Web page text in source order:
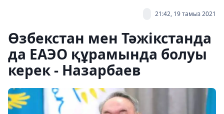
21:42, 19 тамыз 2021
Өзбекстан мен Тәжікстанда
да ЕАЭО құрамында болуы
керек - Назарбаев